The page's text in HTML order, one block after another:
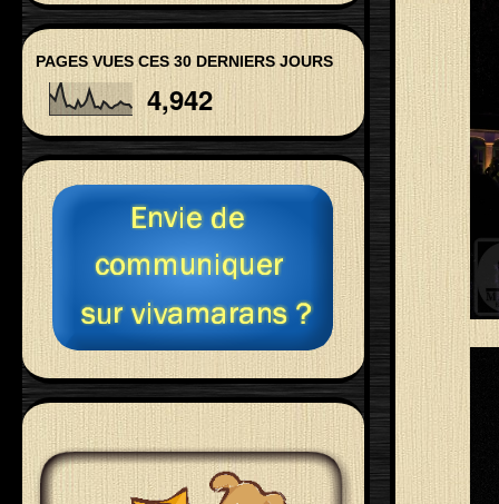
PAGES VUES CES 30 DERNIERS JOURS
4,942